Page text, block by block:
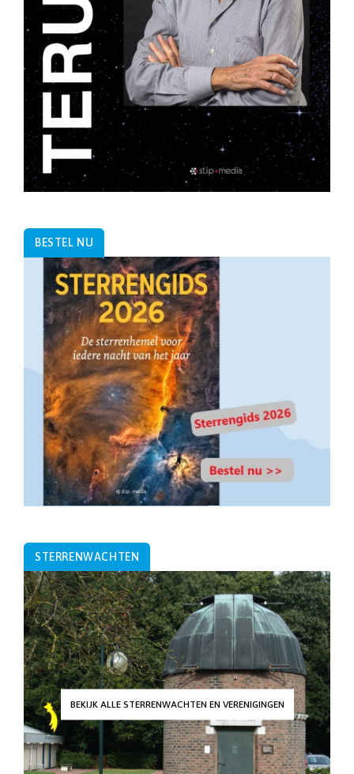
BESTEL NU
STERRENWACHTEN
BEKIJK ALLE STERRENWACHTEN EN VERENIGINGEN